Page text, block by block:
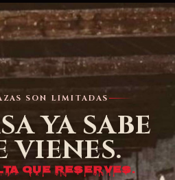
SON LIMITADAS
YA SABE
VIENES.
que reserves.